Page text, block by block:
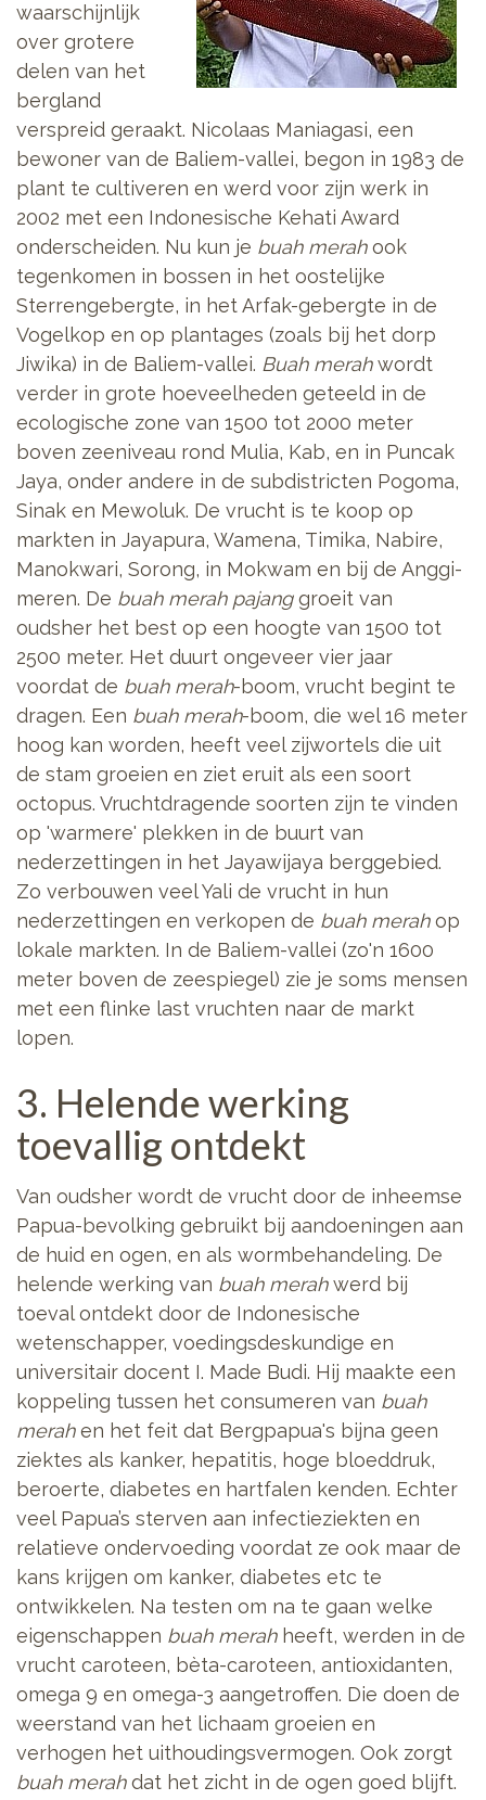
waarschijnlijk
over grotere
delen van het
bergland
verspreid geraakt. Nicolaas Maniagasi, een
bewoner van de Baliem-vallei, begon in 1983 de
plant te cultiveren en werd voor zijn werk in
2002 met een Indonesische Kehati Award
onderscheiden. Nu kun je buah merahook
tegenkomen in bossen in het oostelijke
Sterrengebergte, in het Arfak-gebergte in de
Vogelkop en op plantages (zoals bij het dorp
Jiwika) in de Baliem-vallei. Buah merahwordt
verder in grote hoeveelheden geteeld in de
ecologische zone van 1500 tot 2000 meter
boven zeeniveau rond Mulia, Kab, en in Puncak
Jaya, onder andere in de subdistricten Pogoma,
Sinak en Mewoluk. De vrucht is te koop op
markten in Jayapura, Wamena, Timika, Nabire,
Manokwari, Sorong, in Mokwam en bij de Anggi-
meren. De buah merah pajanggroeit van
oudsher het best op een hoogte van 1500 tot
2500 meter. Het duurt ongeveer vier jaar
voordat de buah merah-boom, vrucht begint te
dragen. Een buah merah-boom, die wel 16 meter
hoog kan worden, heeft veel zijwortels die uit
de stam groeien en ziet eruit als een soort
octopus. Vruchtdragende soorten zijn te vinden
op 'warmere' plekken in de buurt van
nederzettingen in het Jayawijaya berggebied.
Zo verbouwen veel Yali de vrucht in hun
nederzettingen en verkopen de buah merahop
lokale markten. In de Baliem-vallei (zo'n 1600
meter boven de zeespiegel) zie je soms mensen
met een flinke last vruchten naar de markt
lopen.
3. Helende werking
toevallig ontdekt
Van oudsher wordt de vrucht door de inheemse
Papua-bevolking gebruikt bij aandoeningen aan
de huid en ogen, en als wormbehandeling. De
helende werking van buah merahwerd bij
toeval ontdekt door de Indonesische
wetenschapper, voedingsdeskundige en
universitair docent I. Made Budi. Hij maakte een
koppeling tussen het consumeren van buah
merahen het feit dat Bergpapua's bijna geen
ziektes als kanker, hepatitis, hoge bloeddruk,
beroerte, diabetes en hartfalen kenden. Echter
veel Papua’s sterven aan infectieziekten en
relatieve ondervoeding voordat ze ook maar de
kans krijgen om kanker, diabetes etc te
ontwikkelen. Na testen om na te gaan welke
eigenschappen buah merahheeft, werden in de
vrucht caroteen, bèta-caroteen, antioxidanten,
omega 9 en omega-3 aangetroffen. Die doen de
weerstand van het lichaam groeien en
verhogen het uithoudingsvermogen. Ook zorgt
buah merahdat het zicht in de ogen goed blijft.